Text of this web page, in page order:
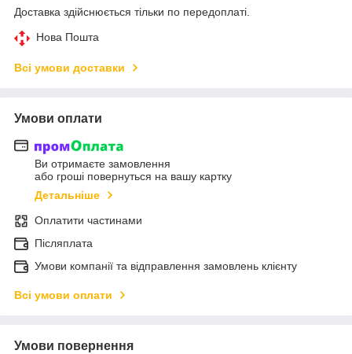
Доставка здійснюється тільки по передоплаті.
Нова Пошта
Всі умови доставки
Умови оплати
Ви отримаєте замовлення
або гроші повернуться на вашу картку
Детальніше
Оплатити частинами
Післяплата
Умови компанії та відправлення замовлень клієнту
Всі умови оплати
Умови повернення